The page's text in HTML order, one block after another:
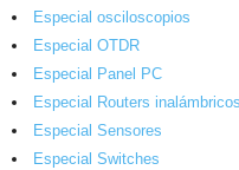
Especial osciloscopios
Especial OTDR
Especial Panel PC
Especial Routers inalámbricos
Especial Sensores
Especial Switches